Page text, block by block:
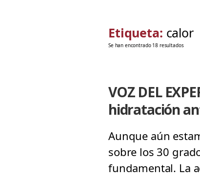
Etiqueta: calor
Se han encontrado 18 resultados
VOZ DEL
hidratación
Aunque aún
sobre los 30
fundamental. La